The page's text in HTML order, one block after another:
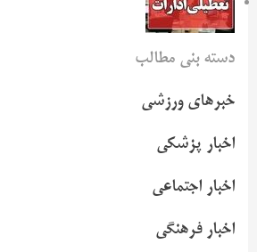
دسته بنی مطالب
خبرهای ورزشی
اخبار پزشکی
اخبار اجتماعی
اخبار فرهنگی